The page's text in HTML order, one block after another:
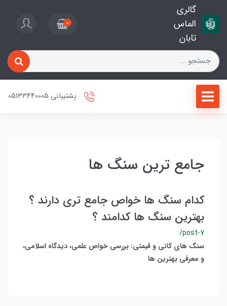
گالری
الماس
تابان
0
پشتیبانی 05133440005
جامع ترین سنگ ها
کدام سنگ ها خواص جامع تری دارند ؟
بهترین سنگ ها کدامند ؟
/post-7
سنگ های کانی و قیمتی: بررسی خواص علمی، دیدگاه اسلامی،
و معرفی بهترین ها